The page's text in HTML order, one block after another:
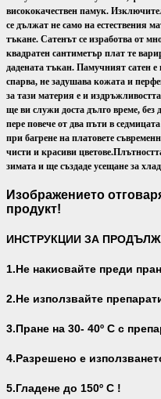
висококачествен памук.
се дължат не само на естествения
тъкане. Сатенът се изработва от
квадратен сантиметър плат те
дадената тъкан. Памучният сатен
спарва, не задушава кожата и
за тази материя е и
ще ви служи доста дълго време,
пере повече от два пъти в
при багрене на платовете
чисти и красиви цветове.
зимата и ще създаде усещане за
Изображението
продукт!
ИНСТРУКЦИИ ЗА
1.Не накисвайте преди
2.Не използвайте
3.Пране на 30- 40º С с
4.Разрешено е
5.Гладене до 150º С !